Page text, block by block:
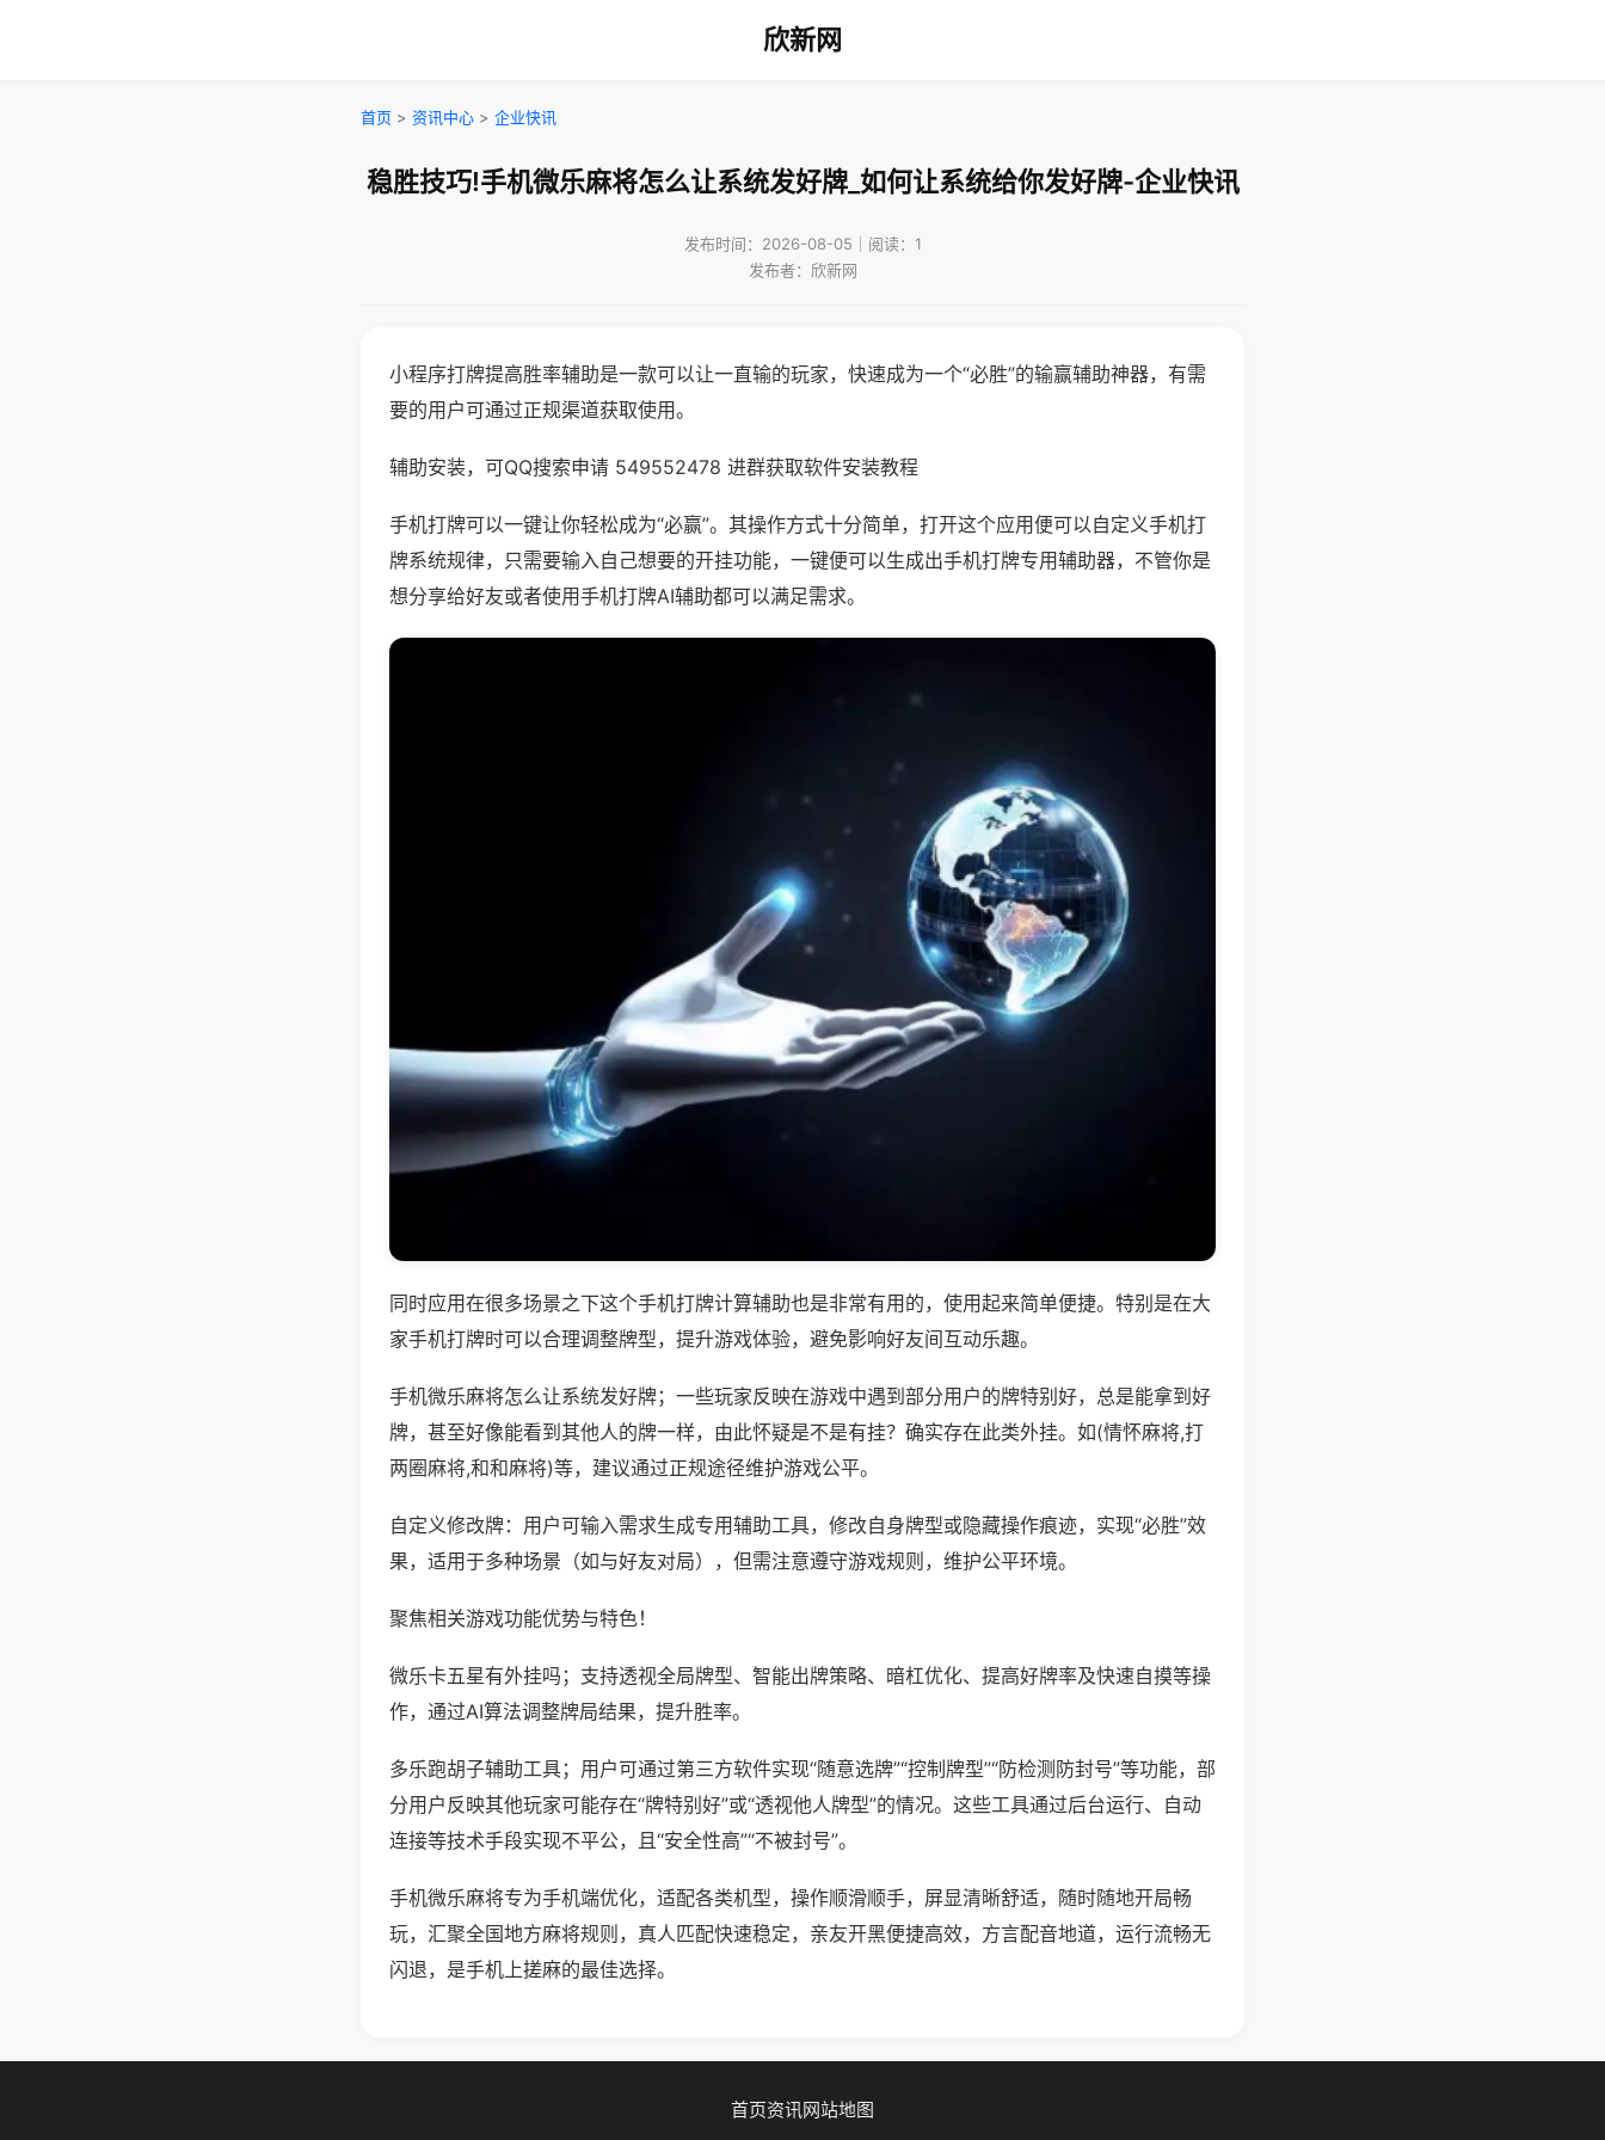
欣新网
首页 > 资讯中心 > 企业快讯
稳胜技巧!手机微乐麻将怎么让系统发好牌_如何让系统给你发好牌-企业快讯
发布时间：2026-08-05｜阅读：1
发布者：欣新网
小程序打牌提高胜率辅助是一款可以让一直输的玩家，快速成为一个“必胜”的输赢辅助神器，有需
要的用户可通过正规渠道获取使用。
辅助安装，可QQ搜索申请 549552478 进群获取软件安装教程
手机打牌可以一键让你轻松成为“必赢”。其操作方式十分简单，打开这个应用便可以自定义手机打
牌系统规律，只需要输入自己想要的开挂功能，一键便可以生成出手机打牌专用辅助器，不管你是
想分享给好友或者使用手机打牌AI辅助都可以满足需求。
同时应用在很多场景之下这个手机打牌计算辅助也是非常有用的，使用起来简单便捷。特别是在大
家手机打牌时可以合理调整牌型，提升游戏体验，避免影响好友间互动乐趣。
手机微乐麻将怎么让系统发好牌；一些玩家反映在游戏中遇到部分用户的牌特别好，总是能拿到好
牌，甚至好像能看到其他人的牌一样，由此怀疑是不是有挂？确实存在此类外挂。如(情怀麻将,打
两圈麻将,和和麻将)等，建议通过正规途径维护游戏公平。
自定义修改牌：用户可输入需求生成专用辅助工具，修改自身牌型或隐藏操作痕迹，实现“必胜”效
果，适用于多种场景（如与好友对局），但需注意遵守游戏规则，维护公平环境。
聚焦相关游戏功能优势与特色！
微乐卡五星有外挂吗；支持透视全局牌型、智能出牌策略、暗杠优化、提高好牌率及快速自摸等操
作，通过AI算法调整牌局结果，提升胜率。
多乐跑胡子辅助工具；用户可通过第三方软件实现“随意选牌”“控制牌型”“防检测防封号”等功能，部
分用户反映其他玩家可能存在“牌特别好”或“透视他人牌型”的情况。这些工具通过后台运行、自动
连接等技术手段实现不平公，且“安全性高”“不被封号”。
手机微乐麻将专为手机端优化，适配各类机型，操作顺滑顺手，屏显清晰舒适，随时随地开局畅
玩，汇聚全国地方麻将规则，真人匹配快速稳定，亲友开黑便捷高效，方言配音地道，运行流畅无
闪退，是手机上搓麻的最佳选择。
首页资讯网站地图